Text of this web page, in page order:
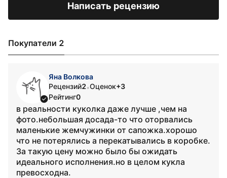
Написать рецензию
Покупатели 2
Яна Волкова
Рецензий2•Оценок+3
Рейтинг0
в реальности куколка даже лучше ,чем на
фото.небольшая досада-то что оторвались
маленькие жемчужинки от сапожка.хорошо
что не потерялись а перекатывались в коробке.
За такую цену можно было бы ожидать
идеального исполнения.но в целом кукла
превосходна.